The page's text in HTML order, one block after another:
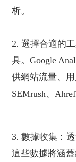
析。
2. 選擇合適的
具。Google
供網站流量、
SEMrush、
3. 數據收集：
這些數據將涵